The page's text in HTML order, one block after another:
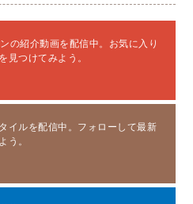
の紹介動画を配信中。お気に入り
見つけてみよう。
イルを配信中。フォローして最新
う。